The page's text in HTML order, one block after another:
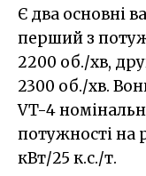
Є два основні
перший з
2200 об./хв,
2300 об./хв.
VT-4
потужності на
кВт/25 к.с./т.